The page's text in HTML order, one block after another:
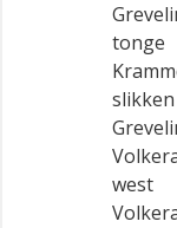
tonge
west